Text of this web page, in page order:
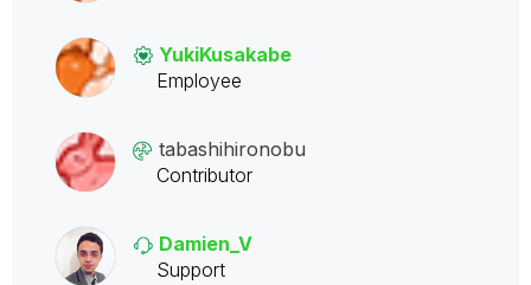
YukiKusakabe
Employee
tabashihironobu
Contributor
Damien_V
Support